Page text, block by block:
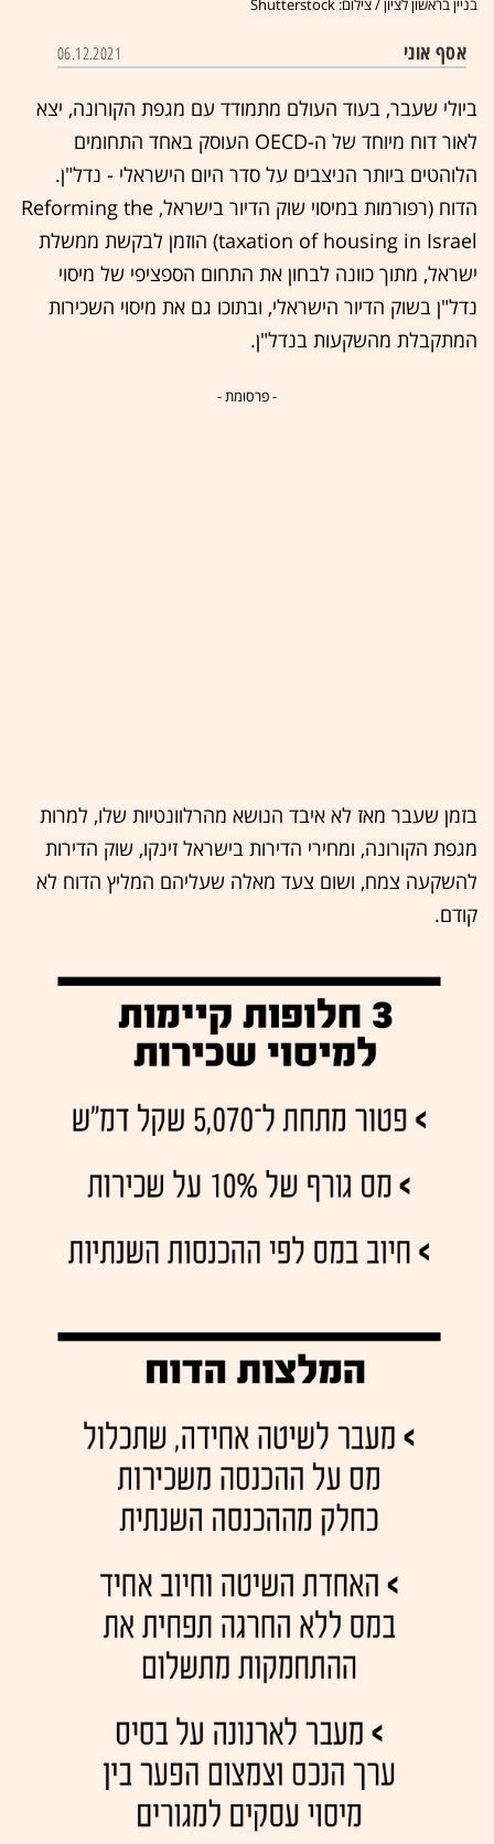
בניין בראשון לציון / צילום: Shutterstock
אסף אוני 06.12.2021
ביולי שעבר, בעוד העולם מתמודד עם מגפת הקורונה, יצא
לאור דוח מיוחד של ה-OECD העוסק באחד התחומים
הלוהטים ביותר הניצבים על סדר היום הישראלי - נדל"ן.
הדוח (רפורמות במיסוי שוק הדיור בישראל, Reforming the
taxation of housing in Israel) הוזמן לבקשת ממשלת
ישראל, מתוך כוונה לבחון את התחום הספציפי של מיסוי
נדל"ן בשוק הדיור הישראלי, ובתוכו גם את מיסוי השכירות
המתקבלת מהשקעות בנדל"ן.
- פרסומת -
בזמן שעבר מאז לא איבד הנושא מהרלוונטיות שלו, למרות
מגפת הקורונה, ומחירי הדירות בישראל זינקו, שוק הדירות
להשקעה צמח, ושום צעד מאלה שעליהם המליץ הדוח לא
קודם.